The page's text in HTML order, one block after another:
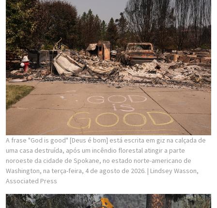
A frase "God is good" [Deus é bom] está escrita em giz na calçada de
uma casa destruída, após um incêndio florestal atingir a parte
noroeste da cidade de Spokane, no estado norte-americano de
Washington, na terça-feira, 4 de agosto de 2026. | Lindsey Wasson,
Associated Press